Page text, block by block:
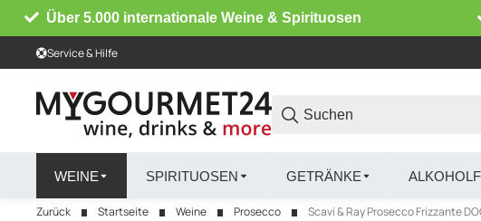
Über 5.000 internationale Weine & Spirituosen
Service & Hilfe
WEINE SPIRITUOSEN GETRÄNKE
Zurück Startseite Weine Prosecco
Scavi & Ray Prosecco Frizzante